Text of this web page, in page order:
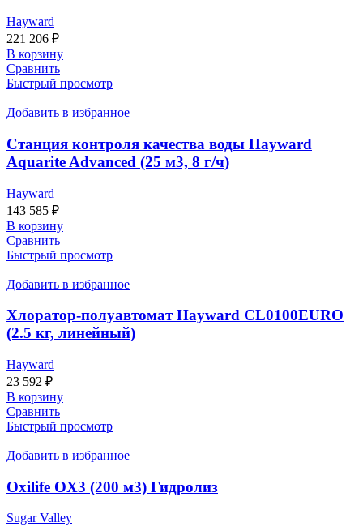
Hayward
221 206 ₽
В корзину
Сравнить
Быстрый просмотр
Добавить в избранное
Станция контроля качества воды Hayward
Aquarite Advanced (25 м3, 8 г/ч)
Hayward
143 585 ₽
В корзину
Сравнить
Быстрый просмотр
Добавить в избранное
Хлоратор-полуавтомат Hayward CL0100EURO
(2.5 кг, линейный)
Hayward
23 592 ₽
В корзину
Сравнить
Быстрый просмотр
Добавить в избранное
Oxilife OX3 (200 м3) Гидролиз
Sugar Valley